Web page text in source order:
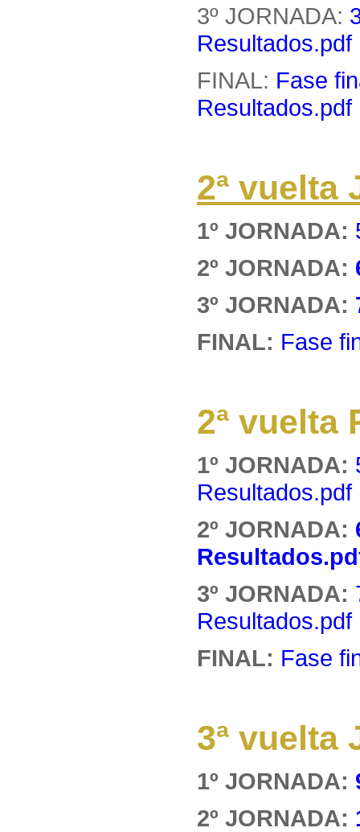
3º JORNADA:
Resultados.pdf
FINAL: Fase
Resultados.pdf
2ª vuelta
1º JORNADA:
2º JORNADA:
3º JORNADA:
FINAL: Fase
2ª vuelta
1º JORNADA:
Resultados.pdf
2º JORNADA:
3º JORNADA:
Resultados.pdf
FINAL: Fase
3ª vuelta
1º JORNADA:
2º JORNADA: